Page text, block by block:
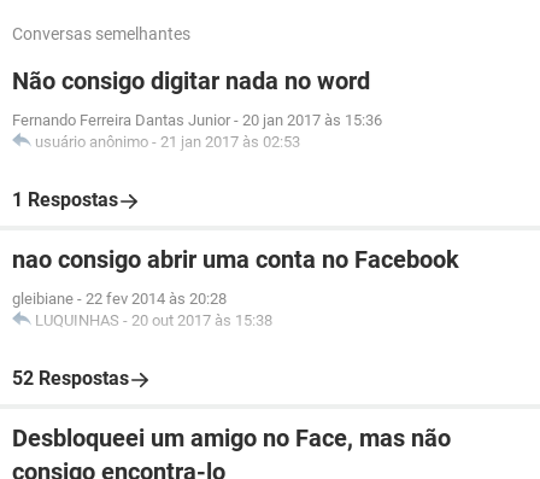
Conversas semelhantes
Não consigo digitar nada no word
Fernando Ferreira Dantas Junior - 20 jan 2017 às 15:36
usuário anônimo - 21 jan 2017 às 02:53
1 Respostas
nao consigo abrir uma conta no Facebook
gleibiane - 22 fev 2014 às 20:28
LUQUINHAS - 20 out 2017 às 15:38
52 Respostas
Desbloqueei um amigo no Face, mas não
consigo encontra-lo